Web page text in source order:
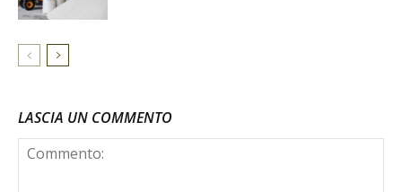
LASCIA UN COMMENTO